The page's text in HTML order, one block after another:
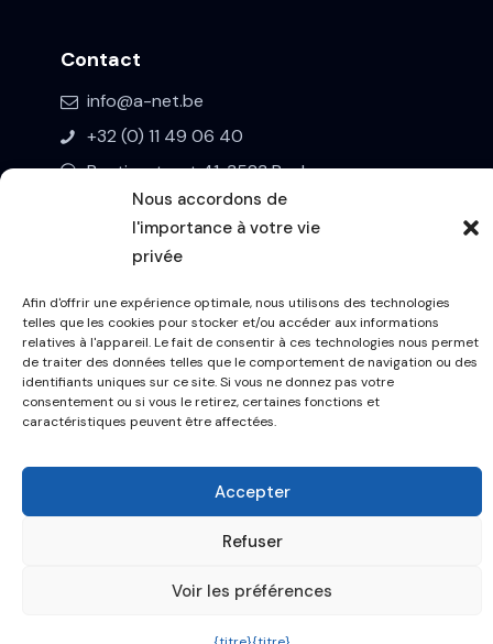
Nous accordons de
l'importance à votre vie
privée
Afin d'offrir une expérience optimale, nous utilisons des technologies
telles que les cookies pour stocker et/ou accéder aux informations
relatives à l'appareil. Le fait de consentir à ces technologies nous permet
de traiter des données telles que le comportement de navigation ou des
identifiants uniques sur ce site. Si vous ne donnez pas votre
consentement ou si vous le retirez, certaines fonctions et
caractéristiques peuvent être affectées.
Accepter
Refuser
Voir les préférences
Contact
info@a-net.be
+32 (0) 11 49 06 40
Buntjesstraat 41, 3583 Paal
BE0689.769.077
Copyright © 2026 A-NET,
Ontwikkeld doorMINIMA